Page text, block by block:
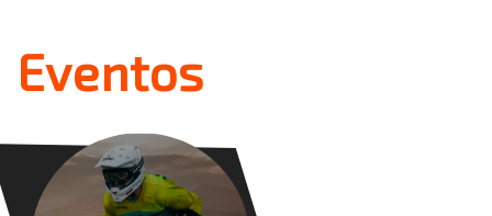
Eventos